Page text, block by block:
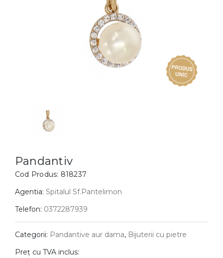
BIJUTERII COPII
Cercei
Bratari
Coliere
Lanturi
Pandantive
Pandantiv
Cod Produs: 818237
Agentia: Spitalul Sf.Pantelimon
Telefon: 0372287939
Categorii: Pandantive aur dama, Bijuterii cu pietre
Preț cu TVA inclus: